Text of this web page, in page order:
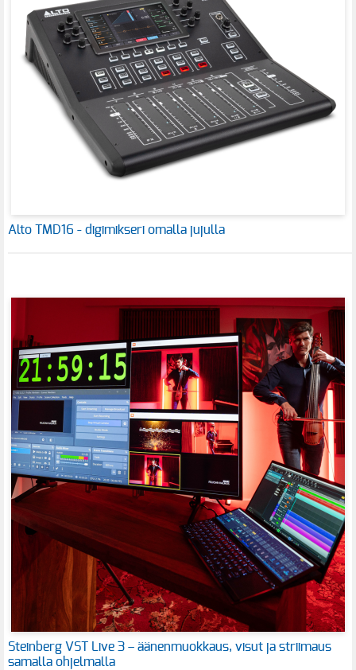
Alto TMD16 - digimikseri omalla jujulla
Steinberg VST Live 3 – äänenmuokkaus, visut ja striimaus
samalla ohjelmalla